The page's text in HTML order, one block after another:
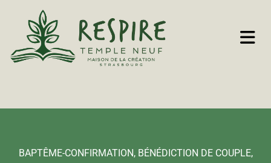
BAPTÊME-CONFIRMATION, BÉNÉDICTION DE COUPLE,